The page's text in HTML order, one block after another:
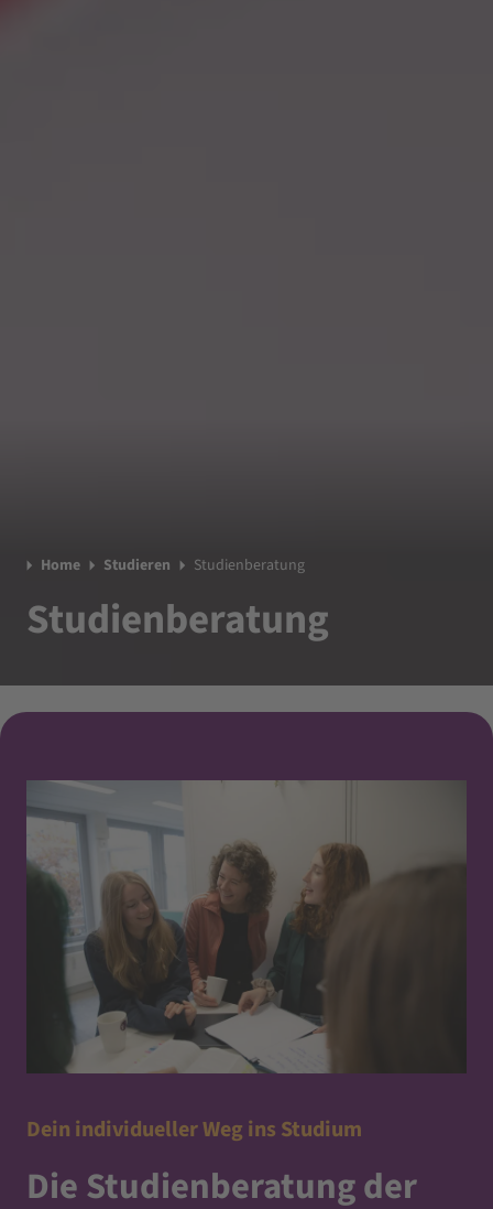
Home Studieren Studienberatung
Studienberatung
Dein individueller Weg ins Studium
Die Studienberatung der